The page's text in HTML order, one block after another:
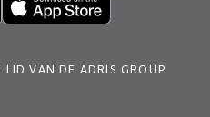
VAN DE ADRIS GROUP